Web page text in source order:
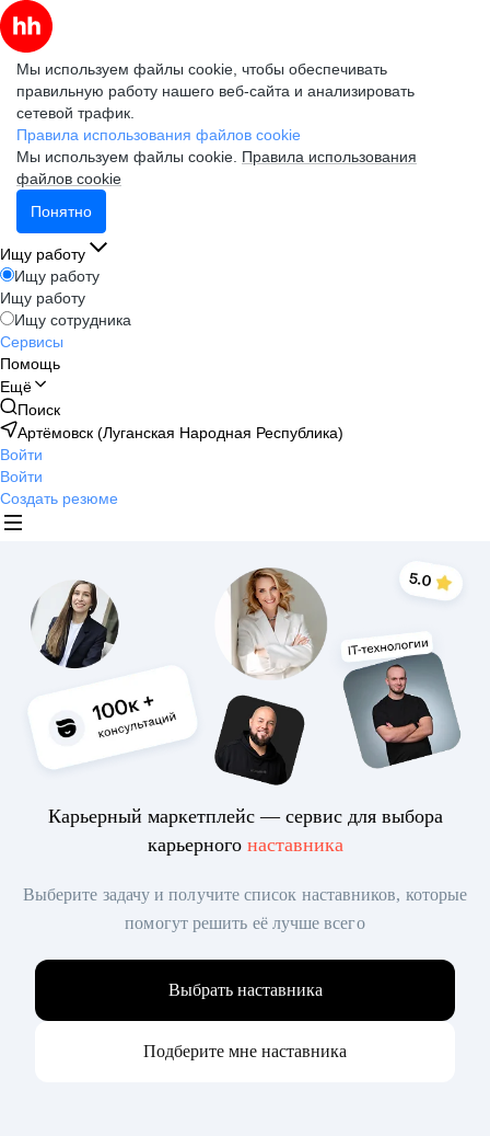
Мы используем файлы cookie, чтобы обеспечивать
правильную работу нашего веб-сайта и анализировать
сетевой трафик.
Правила использования файлов cookie
Мы используем файлы cookie. Правила использования
файлов cookie
Понятно
Ищу работу
Ищу работу
Ищу работу
Ищу сотрудника
Сервисы
Помощь
Ещё
Поиск
Артёмовск (Луганская Народная Республика)
Войти
Войти
Создать резюме
Карьерный маркетплейс — сервис для выбора
карьерного наставника
Выберите задачу и получите список наставников, которые
помогут решить её лучше всего
Выбрать наставника
Подберите мне наставника